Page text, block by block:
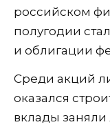
российском
полугодии
и облигации
Среди акций
оказался
вклады